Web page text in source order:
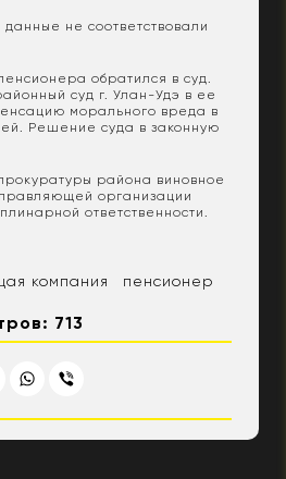
не соответствовали
обратился в суд.
суд г. Улан-Удэ в ее
морального вреда в
Решение суда в законную
района виновное
организации
ответственности.
компания пенсионер
713